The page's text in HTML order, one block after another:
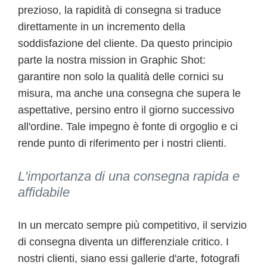
prezioso, la rapidità di consegna si traduce
direttamente in un incremento della
soddisfazione del cliente. Da questo principio
parte la nostra mission in Graphic Shot:
garantire non solo la qualità delle cornici su
misura, ma anche una consegna che supera le
aspettative, persino entro il giorno successivo
all'ordine. Tale impegno è fonte di orgoglio e ci
rende punto di riferimento per i nostri clienti.
L'importanza di una consegna rapida e
affidabile
In un mercato sempre più competitivo, il servizio
di consegna diventa un differenziale critico. I
nostri clienti, siano essi gallerie d'arte, fotografi